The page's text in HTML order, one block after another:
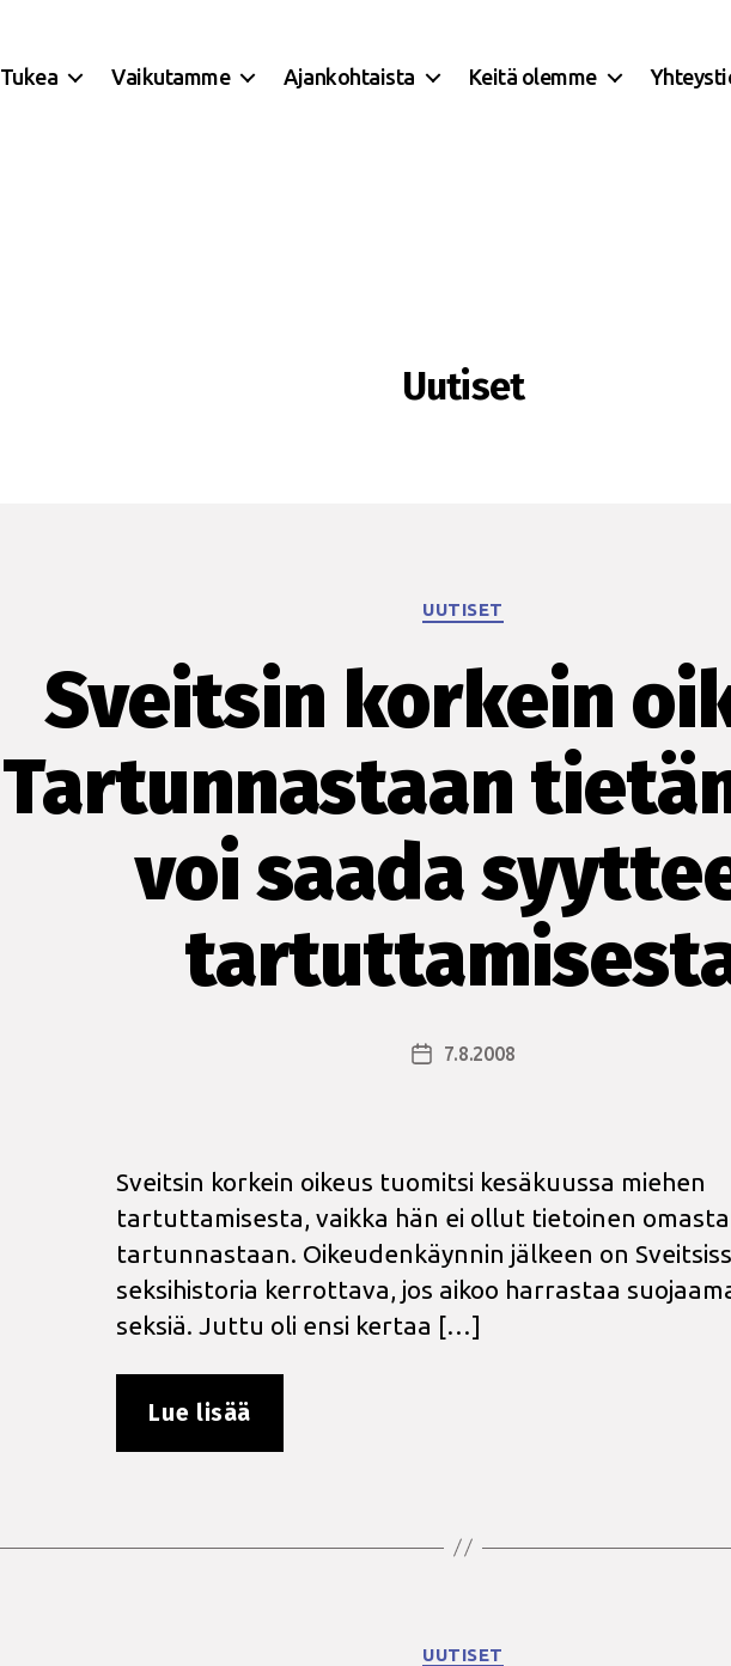
Tukea Vaikutamme Ajankohtaista Keitä olemme
Uutiset
Kategoriat
UUTISET
Sveitsin korkein
Tartunnastaan
voi saada
Julkaisupäivämäärä
7.8.2008
Sveitsin korkein oikeus tuomitsi kesäkuussa miehen
tartuttamisesta, vaikka hän ei ollut tietoinen omasta
tartunnastaan. Oikeudenkäynnin jälkeen on
seksihistoria kerrottava, jos aikoo harrastaa
seksiä. Juttu oli ensi kertaa […]
Lue lisää
Kategoriat
UUTISET